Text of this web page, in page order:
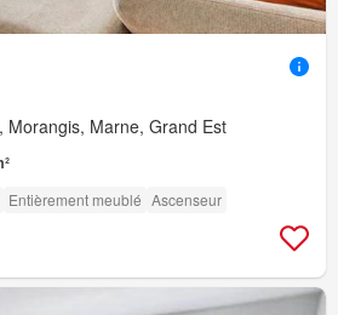
Morangis, Marne, Grand Est
Entièrement meublé Ascenseur